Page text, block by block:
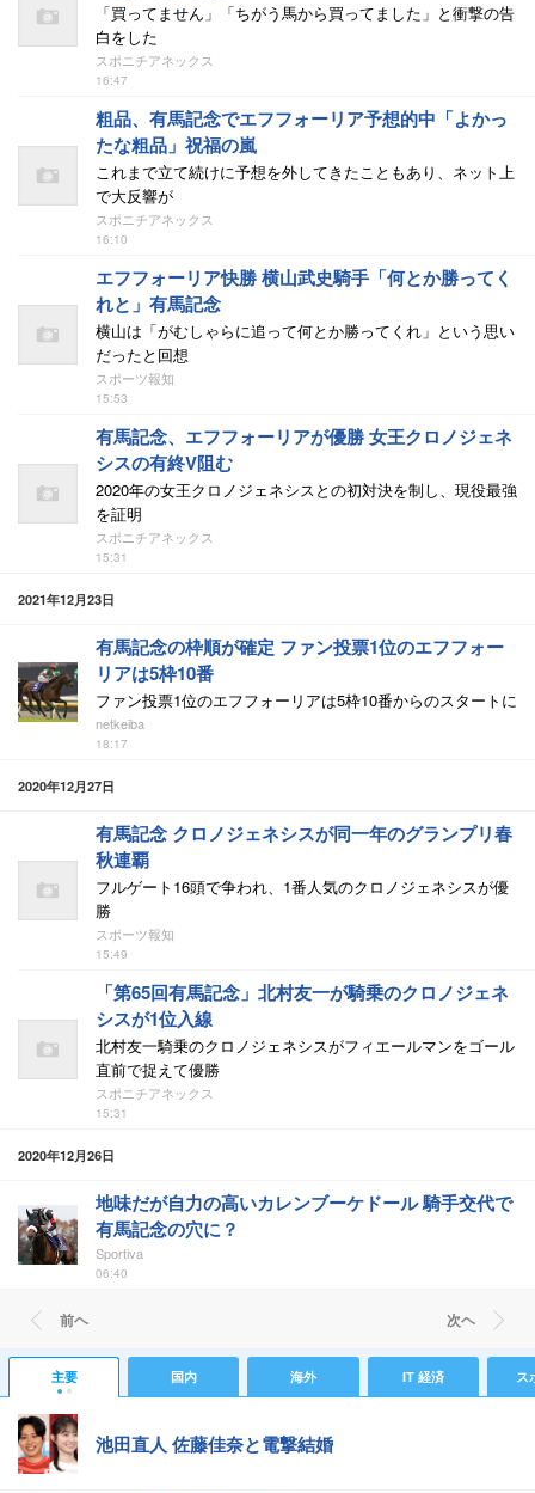
「買ってません」「ちがう馬から買ってました」と衝撃の告
白をした
スポニチアネックス
16:47
粗品、有馬記念でエフフォーリア予想的中「よかっ
たな粗品」祝福の嵐
これまで立て続けに予想を外してきたこともあり、ネット上
で大反響が
スポニチアネックス
16:10
エフフォーリア快勝 横山武史騎手「何とか勝ってく
れと」有馬記念
横山は「がむしゃらに追って何とか勝ってくれ」という思い
だったと回想
スポーツ報知
15:53
有馬記念、エフフォーリアが優勝 女王クロノジェネ
シスの有終V阻む
2020年の女王クロノジェネシスとの初対決を制し、現役最強
を証明
スポニチアネックス
15:31
2021年12月23日
有馬記念の枠順が確定 ファン投票1位のエフフォー
リアは5枠10番
ファン投票1位のエフフォーリアは5枠10番からのスタートに
netkeiba
18:17
2020年12月27日
有馬記念 クロノジェネシスが同一年のグランプリ春
秋連覇
フルゲート16頭で争われ、1番人気のクロノジェネシスが優
勝
スポーツ報知
15:49
「第65回有馬記念」北村友一が騎乗のクロノジェネ
シスが1位入線
北村友一騎乗のクロノジェネシスがフィエールマンをゴール
直前で捉えて優勝
スポニチアネックス
15:31
2020年12月26日
地味だが自力の高いカレンブーケドール 騎手交代で
有馬記念の穴に？
Sportiva
06:40
前ヘ 次ヘ
主要 国内 海外 IT 経済 ス
池田直人 佐藤佳奈と電撃結婚